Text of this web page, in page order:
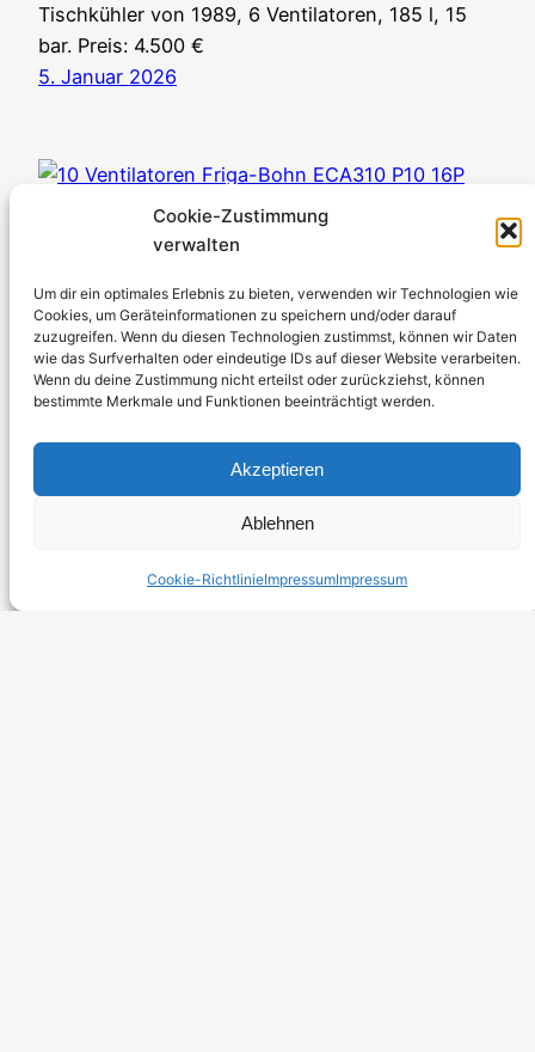
Cookie-Zustimmung
verwalten
Um dir ein optimales Erlebnis zu bieten, verwenden wir Technologien wie
Cookies, um Geräteinformationen zu speichern und/oder darauf
zuzugreifen. Wenn du diesen Technologien zustimmst, können wir Daten
wie das Surfverhalten oder eindeutige IDs auf dieser Website verarbeiten.
Wenn du deine Zustimmung nicht erteilst oder zurückziehst, können
bestimmte Merkmale und Funktionen beeinträchtigt werden.
Akzeptieren
Ablehnen
Cookie-RichtlinieImpressumImpressum
Tischkühler von 1989, 6 Ventilatoren, 185 l, 15
bar. Preis: 4.500 €
5. Januar 2026